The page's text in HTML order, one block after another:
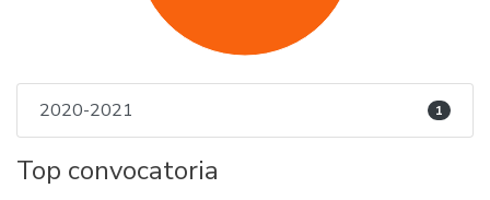
2020-2021 1
Top convocatoria